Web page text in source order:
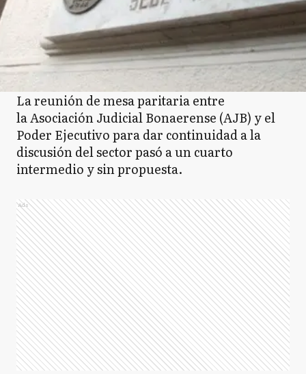
La reunión de mesa paritaria entre
la Asociación Judicial Bonaerense (AJB) y el
Poder Ejecutivo para dar continuidad a la
discusión del sector pasó a un cuarto
intermedio y sin propuesta.
Ads